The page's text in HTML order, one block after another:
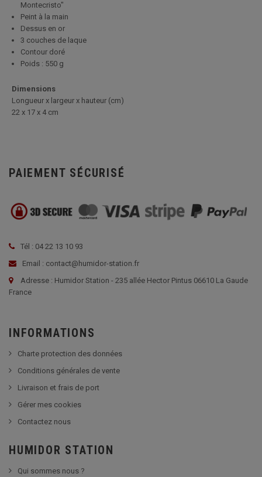
Montecristo"
Peint à la main
Dessus en or
3 couches de laque
Contour doré
Poids : 550 g
Dimensions
Longueur x largeur x hauteur (cm)
22 x 17 x 4 cm
PAIEMENT SÉCURISÉ
Tél : 04 22 13 10 93
Email : contact@humidor-station.fr
Adresse : Humidor Station - 235 allée Hector Pintus 06610 La Gaude
France
INFORMATIONS
Charte protection des données
Conditions générales de vente
Livraison et frais de port
Gérer mes cookies
Contactez nous
HUMIDOR STATION
Qui sommes nous ?